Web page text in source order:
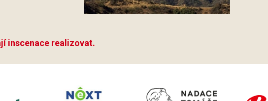
inscenace realizovat.